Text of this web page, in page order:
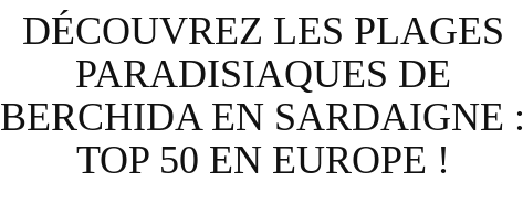
DÉCOUVREZ LES PLAGES
PARADISIAQUES DE
BERCHIDA EN SARDAIGNE :
TOP 50 EN EUROPE !